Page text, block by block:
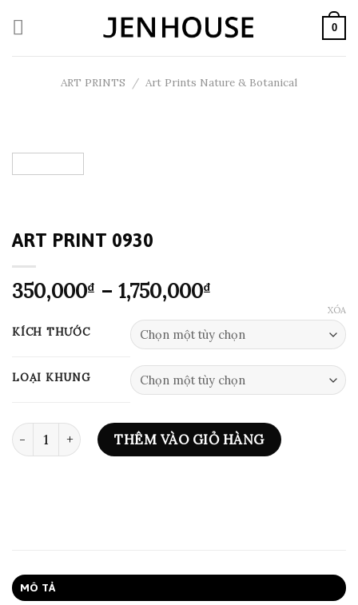
0
ART PRINTS / Art Prints Nature & Botanical
ART PRINT 0930
350,000₫ – 1,750,000₫
từ
350,000₫
đến
1,750,000₫
KÍCH THƯỚC
LOẠI KHUNG
XÓA
ART PRINT 0930 số lượngTHÊM VÀO GIỎ HÀNG
MÔ TẢ